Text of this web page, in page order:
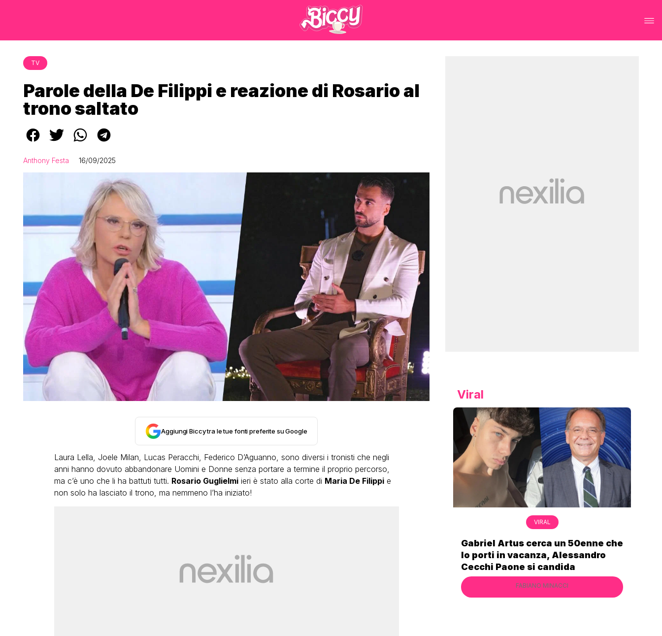
TV
Parole della De Filippi e reazione di Rosario al
trono saltato
Anthony Festa 16/09/2025
Aggiungi Biccy tra le tue fonti preferite su Google
Laura Lella, Joele Milan, Lucas Peracchi, Federico D’Aguanno, sono diversi i tronisti che negli
anni hanno dovuto abbandonare Uomini e Donne senza portare a termine il proprio percorso,
ma c’è uno che li ha battuti tutti. Rosario Guglielmiieri è stato alla corte di Maria De Filippie
non solo ha lasciato il trono, ma nemmeno l’ha iniziato!
Viral
virale nell’estate della chiusura
definitiva di Striscia la Notizia
VIRAL
Nonna Silvi è legata alla storia del
Mostro di Firenze: “Ho visto il
secchio pieno di sangue”
FABIANO MINACCI